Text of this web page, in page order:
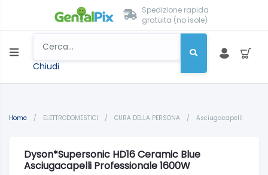
Spedizione rapida
gratuita (no isole)
Chiudi
Home / ELETTRODOMESTICI / CURA DELLA PERSONA / Asciugacapelli
Dyson*Supersonic HD16 Ceramic Blue
Asciugacapelli Professionale 1600W